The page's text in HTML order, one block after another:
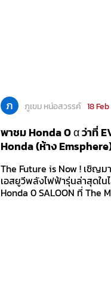
ภ ภูเขม หน่อสวรรค์ 18
พาชม Honda 0 α ว่าที่
Honda (ห้าง
The Future is Now ! เชิญ
เอสยูวีพลังไฟฟ้ารุ่นล่าสุดใ
Honda 0 SALOON ที่ The